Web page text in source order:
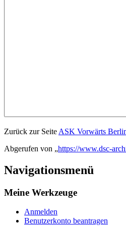
Zurück zur Seite ASK Vorwärts
Abgerufen von „https://www.dsc-
Navigationsmenü
Meine Werkzeuge
Anmelden
Benutzerkonto beantragen